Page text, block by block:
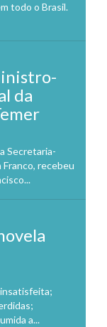
todo o Brasil.
da
Secretaria-
recebeu
a...